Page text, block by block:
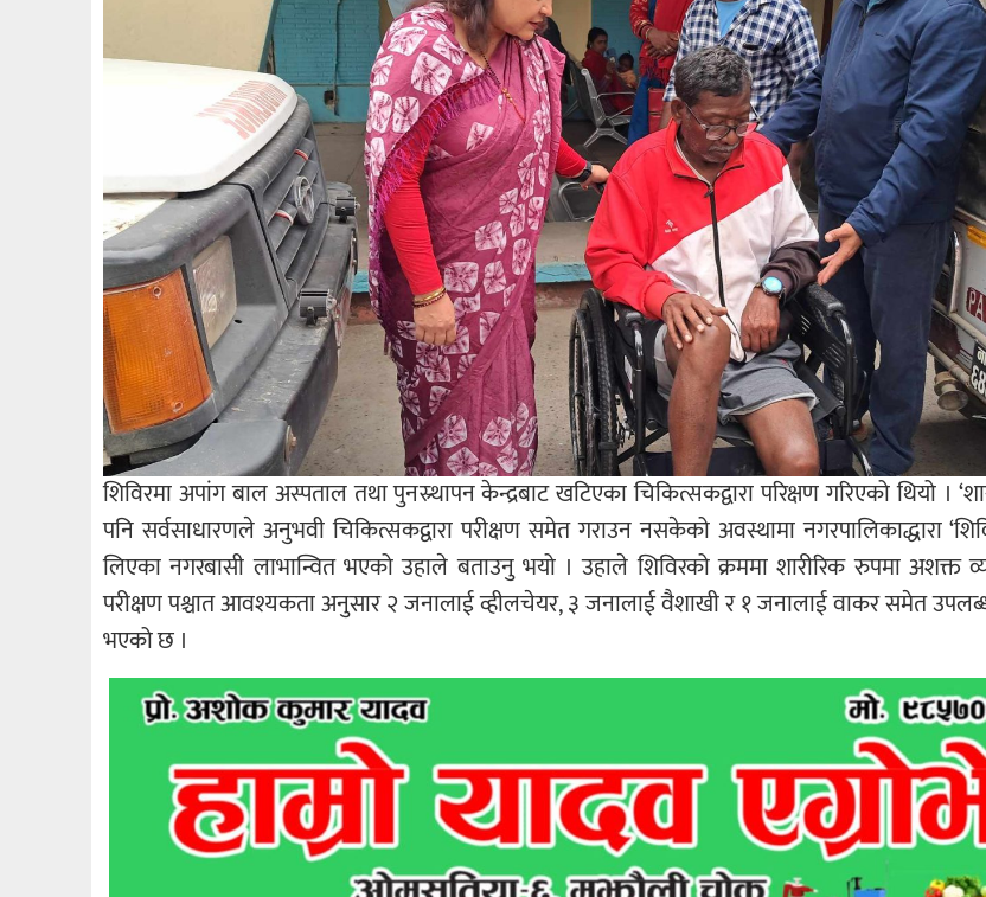
शिविरमा अपांग बाल अस्पताल तथा पुनस्र्थापन केन्द्रबाट खटिएका चिकित्सकद्वारा परिक्षण गरिएको थियो ।
पनि सर्वसाधारणले अनुभवी चिकित्सकद्वारा परीक्षण समेत गराउन नसकेको अवस्थामा नगरपालिकाद्धारा
लिएका नगरबासी लाभान्वित भएको उहाले बताउनु भयो । उहाले शिविरको क्रममा शारीरिक रुपमा अशक्त
परीक्षण पश्चात आवश्यकता अनुसार २ जनालाई व्हीलचेयर, ३ जनालाई वैशाखी र १ जनालाई वाकर समेत
भएको छ ।